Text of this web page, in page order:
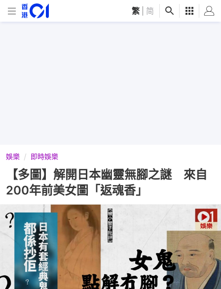
繁 简
娛樂 即時娛樂
【多圖】解開日本幽靈無腳之謎 來自
200年前美女圖「返魂香」